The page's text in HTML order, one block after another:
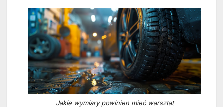
Jakie wymiary powinien mieć warsztat